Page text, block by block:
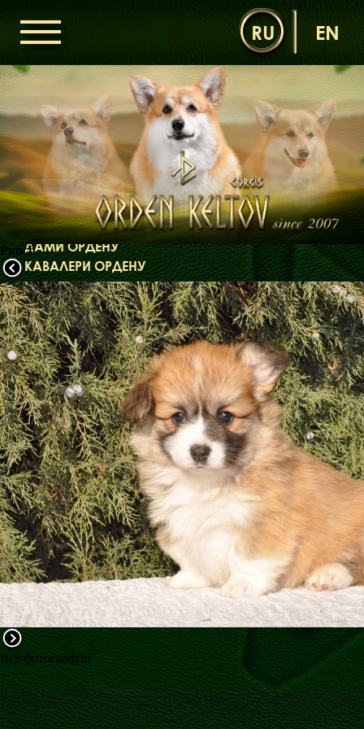
Punch
Все фотографии
RU EN
ОРДЕН КЕЛЬТІВ
НОВИНИ
ДИТЯЧА КІМНАТА
КОНТАКТИ
НАШІ КОРГІ
ДАМИ ОРДЕНУ
КАВАЛЕРИ ОРДЕНУ
ЩЕНЯТА
ДИТЯЧА КІМНАТА
БІБЛІОТЕКА
МІФИ
ФАКТИ
БЛОГ
ГАЛЕРЕЇ